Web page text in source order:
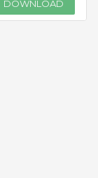
DOWNLOAD